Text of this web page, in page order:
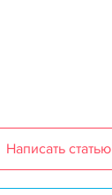
Написать статью